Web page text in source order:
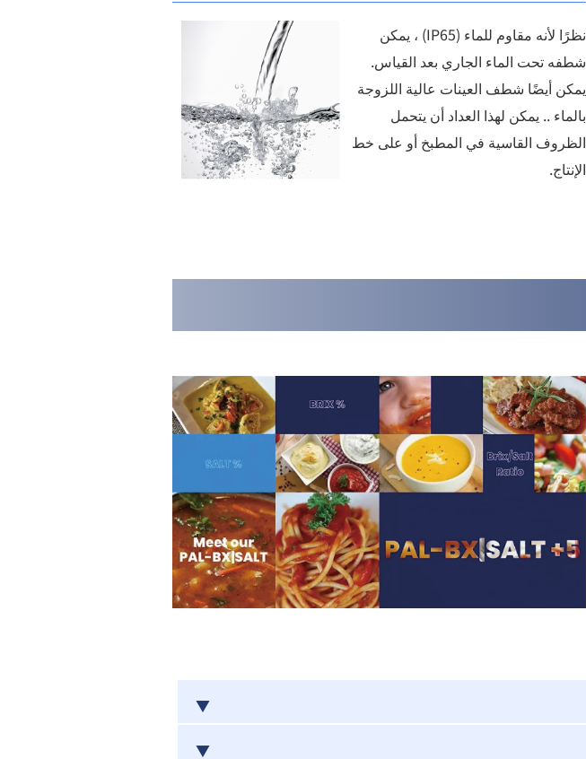
نظرًا لأنه مقاوم للماء (IP65) ، يمكن
شطفه تحت الماء الجاري بعد القياس.
يمكن أيضًا شطف العينات عالية اللزوجة
بالماء .. يمكن لهذا العداد أن يتحمل
الظروف القاسية في المطبخ أو على خط
الإنتاج.